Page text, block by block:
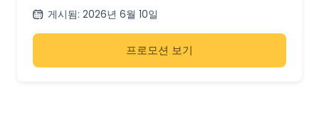
게시됨: 2026년 6월 10일
프로모션 보기